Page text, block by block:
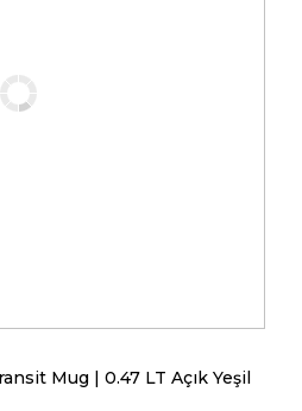
Mug | 0.47 LT Açık Yeşil